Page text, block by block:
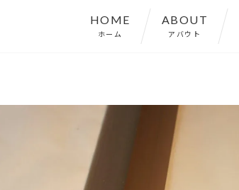
HOME
ホーム
ABOUT
アバウト